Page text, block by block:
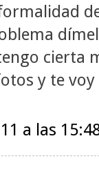
cierta
y te
a las